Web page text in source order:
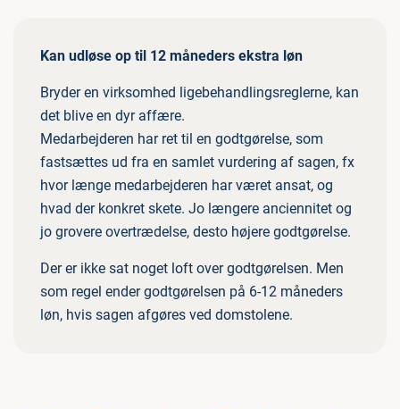
Kan udløse op til 12 måneders ekstra løn
Bryder en virksomhed ligebehandlingsreglerne, kan
det blive en dyr affære.
Medarbejderen har ret til en godtgørelse, som
fastsættes ud fra en samlet vurdering af sagen, fx
hvor længe medarbejderen har været ansat, og
hvad der konkret skete. Jo længere anciennitet og
jo grovere overtrædelse, desto højere godtgørelse.
Der er ikke sat noget loft over godtgørelsen. Men
som regel ender godtgørelsen på 6-12 måneders
løn, hvis sagen afgøres ved domstolene.